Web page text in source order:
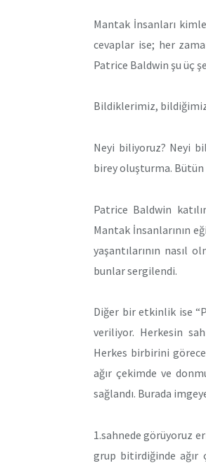
Mantak İnsanları
cevaplar ise; her
Patrice Baldwin şu üç
Bildiklerimiz,
Neyi biliyoruz? Neyi
birey oluşturma.
Patrice Baldwin
Mantak İnsanlarının
yaşantılarının nasıl
bunlar sergilendi.
Diğer bir etkinlik ise
veriliyor. Herkesin
Herkes birbirini
ağır çekimde ve
sağlandı. Burada
1.sahnede görüyoruz
grup bitirdiğinde ağır